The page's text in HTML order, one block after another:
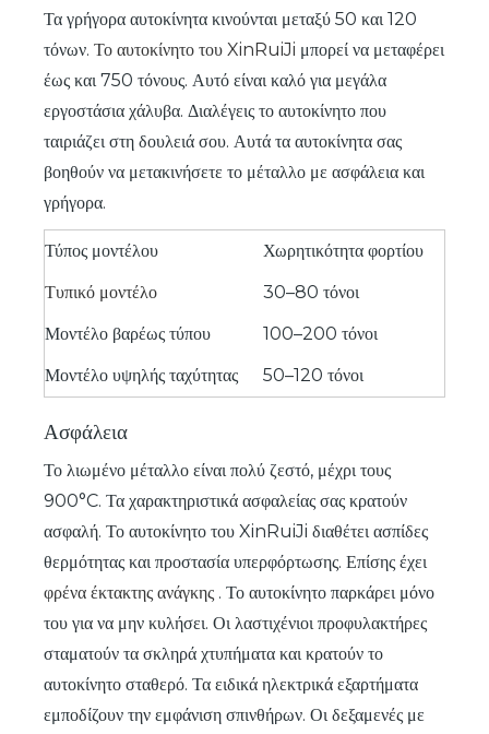
Τα γρήγορα αυτοκίνητα κινούνται μεταξύ 50 και 120
τόνων. Το αυτοκίνητο του XinRuiJi μπορεί να μεταφέρει
έως και 750 τόνους. Αυτό είναι καλό για μεγάλα
εργοστάσια χάλυβα. Διαλέγεις το αυτοκίνητο που
ταιριάζει στη δουλειά σου. Αυτά τα αυτοκίνητα σας
βοηθούν να μετακινήσετε το μέταλλο με ασφάλεια και
γρήγορα.
Τύπος μοντέλου
Χωρητικότητα φορτίου
Τυπικό μοντέλο
30–80 τόνοι
Μοντέλο βαρέως τύπου
100–200 τόνοι
Μοντέλο υψηλής ταχύτητας
50–120 τόνοι
Ασφάλεια
Το λιωμένο μέταλλο είναι πολύ ζεστό, μέχρι τους
900°C. Τα χαρακτηριστικά ασφαλείας σας κρατούν
ασφαλή. Το αυτοκίνητο του XinRuiJi διαθέτει ασπίδες
θερμότητας και προστασία υπερφόρτωσης. Επίσης έχει
φρένα έκτακτης ανάγκης . Το αυτοκίνητο παρκάρει μόνο
του για να μην κυλήσει. Οι λαστιχένιοι προφυλακτήρες
σταματούν τα σκληρά χτυπήματα και κρατούν το
αυτοκίνητο σταθερό. Τα ειδικά ηλεκτρικά εξαρτήματα
εμποδίζουν την εμφάνιση σπινθήρων. Οι δεξαμενές με